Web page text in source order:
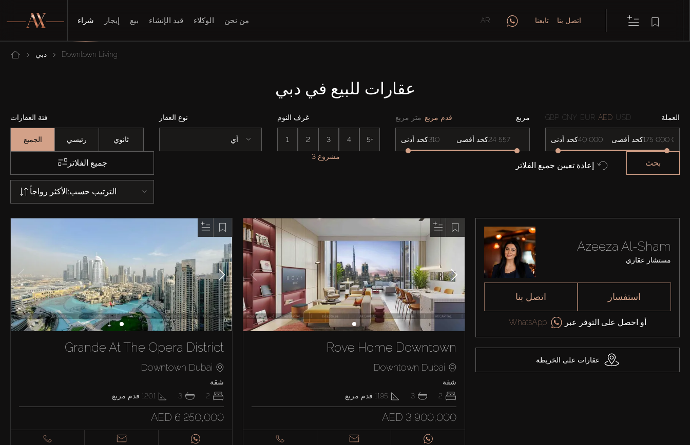
شراء إيجار بيع قيد الإنشاء الوكلاء من نحن AR تابعنا اتصل بنا
دبي Downtown Living
عقارات للبيع في دبي
فئة العقارات
الجميع رئيسي ثانوي
نوع العقار
أي
غرف النوم
1 2 3 4 5+
مربع متر مربع قدم مربع
كحد أدنى كحد أقصى
العملة GBP CNY EUR AED USD
كحد أدنى كحد أقصى
جميع الفلاتر
3 مشروع
إعادة تعيين جميع الفلاتر بحث
الأكثر رواجاًالترتيب حسب:
Grande At The Opera District
Downtown Dubai
شقة
2
3
1201 قدم مربع
AED 6,250,000
Rove Home Downtown
Downtown Dubai
شقة
2
3
1195 قدم مربع
AED 3,900,000
Azeeza Al-Sham
مستشار عقاري
اتصل بنا استفسار
أو احصل على التوفر عبر WhatsApp
عقارات على الخريطة